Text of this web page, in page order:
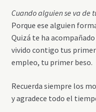
Cuando alguien se va de
Porque ese alguien
Quizá te ha
vivido contigo tus
empleo, tu primer beso.
Recuerda siempre los
y agradece todo el